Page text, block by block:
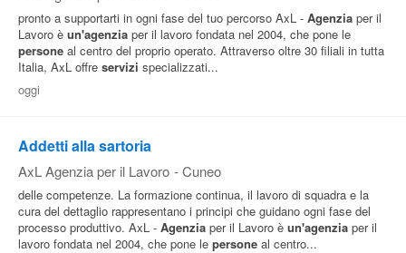
pronto a supportarti in ogni fase del tuo percorso AxL - Agenzia per il
Lavoro è un'agenzia per il lavoro fondata nel 2004, che pone le
persone al centro del proprio operato. Attraverso oltre 30 filiali in tutta
Italia, AxL offre servizi specializzati...
oggi
Addetti alla sartoria
AxL Agenzia per il Lavoro - Cuneo
delle competenze. La formazione continua, il lavoro di squadra e la
cura del dettaglio rappresentano i principi che guidano ogni fase del
processo produttivo. AxL - Agenzia per il Lavoro è un'agenzia per il
lavoro fondata nel 2004, che pone le persone al centro...